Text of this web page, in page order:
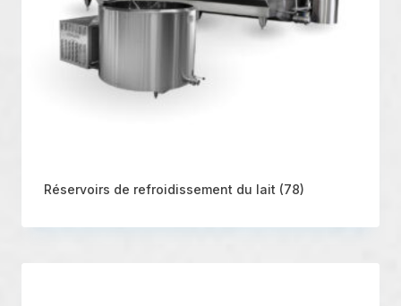
Réservoirs de refroidissement du lait (78)